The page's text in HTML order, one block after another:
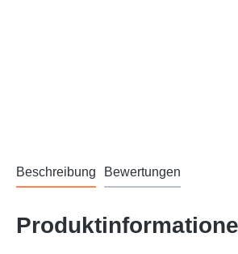
Beschreibung Bewertungen